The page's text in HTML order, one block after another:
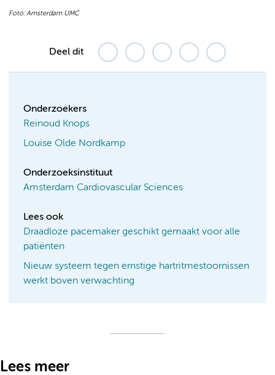
Foto: Amsterdam UMC
Deel dit
Onderzoekers
Reinoud Knops
Louise Olde Nordkamp
Onderzoeksinstituut
Amsterdam Cardiovascular Sciences
Lees ook
Draadloze pacemaker geschikt gemaakt voor alle
patiënten
Nieuw systeem tegen ernstige hartritmestoornissen
werkt boven verwachting
Lees meer